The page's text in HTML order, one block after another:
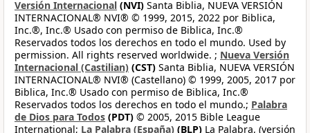
Versión Internacional (NVI) Santa Biblia, NUEVA VERSIÓN
INTERNACIONAL® NVI® © 1999, 2015, 2022 por Biblica,
Inc.®, Inc.® Usado con permiso de Biblica, Inc.®
Reservados todos los derechos en todo el mundo. Used by
permission. All rights reserved worldwide. ; Nueva Versión
Internacional (Castilian) (CST) Santa Biblia, NUEVA VERSIÓN
INTERNACIONAL® NVI® (Castellano) © 1999, 2005, 2017 por
Biblica, Inc.® Usado con permiso de Biblica, Inc.®
Reservados todos los derechos en todo el mundo.; Palabra
de Dios para Todos (PDT) © 2005, 2015 Bible League
International; La Palabra (España) (BLP) La Palabra, (versión